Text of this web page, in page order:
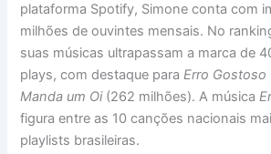
plataforma Spotify, Simone conta com
milhões de ouvintes mensais. No
suas músicas ultrapassam a marca de
plays, com destaque paraErro Gostoso
Manda um Oi(262 milhões). A música
figura entre as 10 canções nacionais
playlists brasileiras.